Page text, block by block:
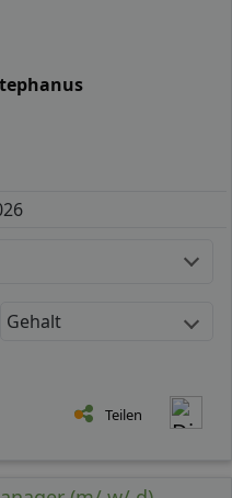
Gehalt
Teilen